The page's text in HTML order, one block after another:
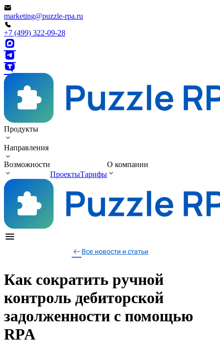
marketing@puzzle-rpa.ru
+7 (499) 322-09-28
Продукты
Направления
Возможности
ПроектыТарифы
О компании
Все новости и статьи
Как сократить ручной
контроль дебиторской
задолженности с помощью
RPA